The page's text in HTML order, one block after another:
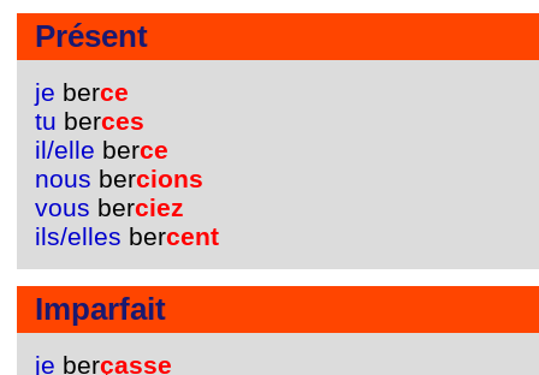
Présent
je berce
tu berces
il/elle berce
nous bercions
vous berciez
ils/elles bercent
Imparfait
je berçasse